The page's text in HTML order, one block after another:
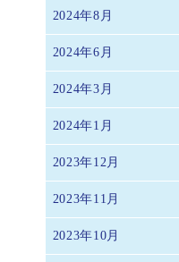
2024年8月
2024年6月
2024年3月
2024年1月
2023年12月
2023年11月
2023年10月